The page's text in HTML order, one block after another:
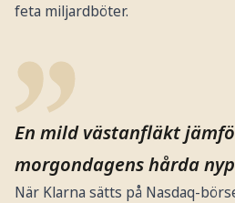
feta miljardböter.
En mild västanfläkt
morgondagens hårda
När Klarna sätts på Nasdaq-